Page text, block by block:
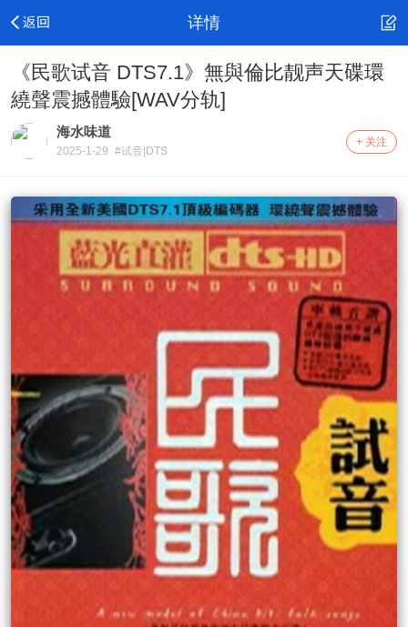
详情
《民歌试音 DTS7.1》無與倫比靓声天碟環
繞聲震撼體驗[WAV分轨]
海水味道
2025-1-29 #试音|DTS
+ 关注